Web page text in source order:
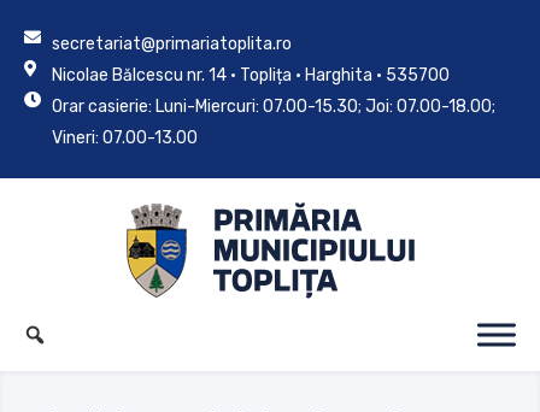
secretariat@primariatoplita.ro
Nicolae Bălcescu nr. 14 • Toplița • Harghita • 535700
Orar casierie: Luni-Miercuri: 07.00-15.30; Joi: 07.00-18.00;
Vineri: 07.00-13.00